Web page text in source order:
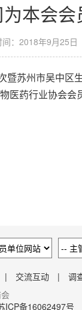
本会
：2018年9月25日
苏州市吴中区
医药行业协会会
| 交流互动 | 调
ICP备16062497号